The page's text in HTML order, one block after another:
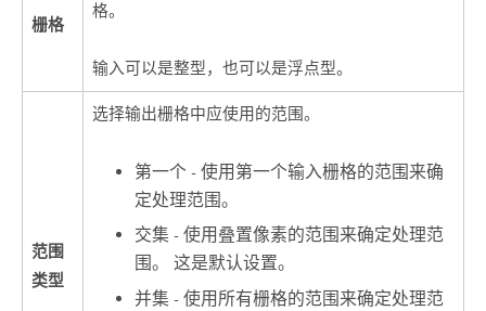
栅格
格。
输入可以是整型，也可以是浮点型。
范围
类型
选择输出栅格中应使用的范围。
第一个 - 使用第一个输入栅格的范围来确
定处理范围。
交集 - 使用叠置像素的范围来确定处理范
围。 这是默认设置。
并集 - 使用所有栅格的范围来确定处理范